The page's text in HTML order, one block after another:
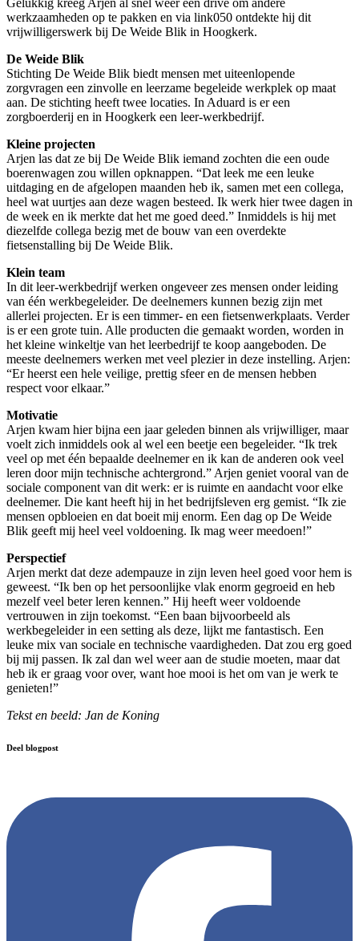
Gelukkig kreeg Arjen al snel weer een drive om andere
werkzaamheden op te pakken en via link050 ontdekte hij dit
vrijwilligerswerk bij De Weide Blik in Hoogkerk.
De Weide Blik
Stichting De Weide Blik biedt mensen met uiteenlopende
zorgvragen een zinvolle en leerzame begeleide werkplek op maat
aan. De stichting heeft twee locaties. In Aduard is er een
zorgboerderij en in Hoogkerk een leer-werkbedrijf.
Kleine projecten
Arjen las dat ze bij De Weide Blik iemand zochten die een oude
boerenwagen zou willen opknappen. “Dat leek me een leuke
uitdaging en de afgelopen maanden heb ik, samen met een collega,
heel wat uurtjes aan deze wagen besteed. Ik werk hier twee dagen in
de week en ik merkte dat het me goed deed.” Inmiddels is hij met
diezelfde collega bezig met de bouw van een overdekte
fietsenstalling bij De Weide Blik.
Klein team
In dit leer-werkbedrijf werken ongeveer zes mensen onder leiding
van één werkbegeleider. De deelnemers kunnen bezig zijn met
allerlei projecten. Er is een timmer- en een fietsenwerkplaats. Verder
is er een grote tuin. Alle producten die gemaakt worden, worden in
het kleine winkeltje van het leerbedrijf te koop aangeboden. De
meeste deelnemers werken met veel plezier in deze instelling. Arjen:
“Er heerst een hele veilige, prettig sfeer en de mensen hebben
respect voor elkaar.”
Motivatie
Arjen kwam hier bijna een jaar geleden binnen als vrijwilliger, maar
voelt zich inmiddels ook al wel een beetje een begeleider. “Ik trek
veel op met één bepaalde deelnemer en ik kan de anderen ook veel
leren door mijn technische achtergrond.” Arjen geniet vooral van de
sociale component van dit werk: er is ruimte en aandacht voor elke
deelnemer. Die kant heeft hij in het bedrijfsleven erg gemist. “Ik zie
mensen opbloeien en dat boeit mij enorm. Een dag op De Weide
Blik geeft mij heel veel voldoening. Ik mag weer meedoen!”
Perspectief
Arjen merkt dat deze adempauze in zijn leven heel goed voor hem is
geweest. “Ik ben op het persoonlijke vlak enorm gegroeid en heb
mezelf veel beter leren kennen.” Hij heeft weer voldoende
vertrouwen in zijn toekomst. “Een baan bijvoorbeeld als
werkbegeleider in een setting als deze, lijkt me fantastisch. Een
leuke mix van sociale en technische vaardigheden. Dat zou erg goed
bij mij passen. Ik zal dan wel weer aan de studie moeten, maar dat
heb ik er graag voor over, want hoe mooi is het om van je werk te
genieten!”
Tekst en beeld: Jan de Koning
Deel blogpost